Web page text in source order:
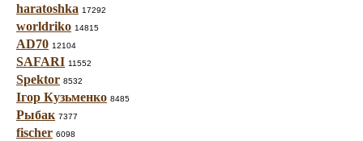
haratoshka 17292
worldriko 14815
AD70 12104
SAFARI 11552
Spektor 8532
Ігор Кузьменко 8485
Рыбак 7377
fischer 6098